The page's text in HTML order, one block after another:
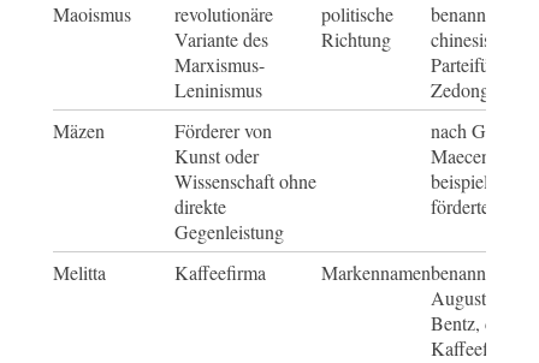
Maoismus
revolutionäre
Variante des
Marxismus-
Leninismus
politische
Richtung
benannt nach
chinesischen
Parteiführer
Zedong
Mäzen
Förderer von
Kunst oder
Wissenschaft ohne
direkte
Gegenleistung
nach Gaius
Maecenas, der
förderte
Melitta Kaffeefirma Markennamenbenannt
Auguste
Bentz, die
Kaffeefilter